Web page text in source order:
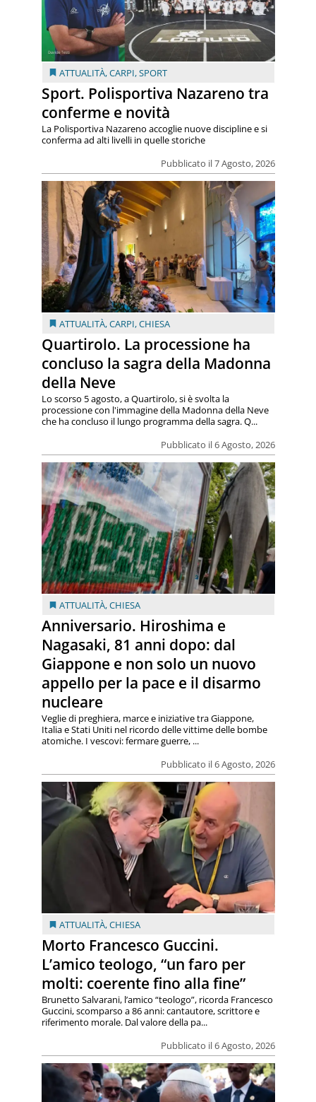
ATTUALITÀ,CARPI,SPORT
Sport. Polisportiva Nazareno tra
conferme e novità
Pubblicato il 7 Agosto, 2026
La Polisportiva Nazareno accoglie nuove discipline e si
conferma ad alti livelli in quelle storiche
ATTUALITÀ,CARPI,CHIESA
Quartirolo. La processione ha
concluso la sagra della Madonna
della Neve
Pubblicato il 6 Agosto, 2026
Lo scorso 5 agosto, a Quartirolo, si è svolta la
processione con l'immagine della Madonna della Neve
che ha concluso il lungo programma della sagra. Q...
ATTUALITÀ,CHIESA
Anniversario. Hiroshima e
Nagasaki, 81 anni dopo: dal
Giappone e non solo un nuovo
appello per la pace e il disarmo
nucleare
Pubblicato il 6 Agosto, 2026
Veglie di preghiera, marce e iniziative tra Giappone,
Italia e Stati Uniti nel ricordo delle vittime delle bombe
atomiche. I vescovi: fermare guerre, ...
ATTUALITÀ,CHIESA
Morto Francesco Guccini.
L’amico teologo, “un faro per
molti: coerente fino alla fine”
Pubblicato il 6 Agosto, 2026
Brunetto Salvarani, l’amico “teologo”, ricorda Francesco
Guccini, scomparso a 86 anni: cantautore, scrittore e
riferimento morale. Dal valore della pa...